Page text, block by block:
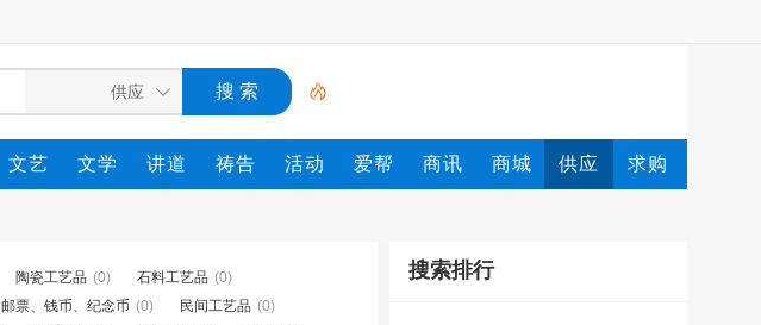
文艺 文学 讲道 祷告 活动 爱帮 商讯 商城 供应 求购
陶瓷工艺品 (0) 石料工艺品 (0)
邮票、钱币、纪念币 (0) 民间工艺品 (0)
搜索排行